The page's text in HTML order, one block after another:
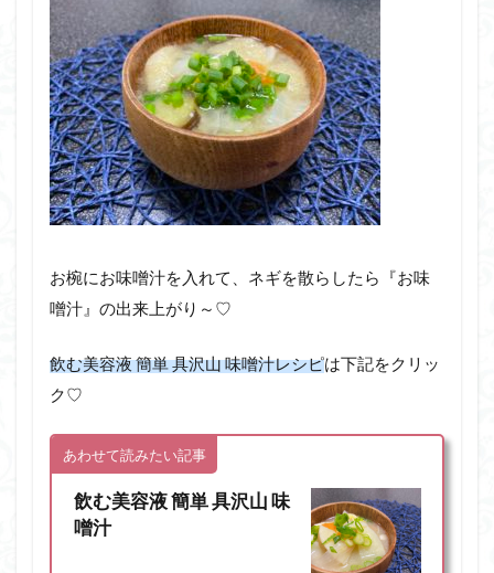
お椀にお味噌汁を入れて、ネギを散らしたら『お味
噌汁』の出来上がり～♡
飲む美容液 簡単 具沢山 味噌汁レシピは下記をクリッ
ク♡
あわせて読みたい記事
飲む美容液 簡単 具沢山 味
噌汁